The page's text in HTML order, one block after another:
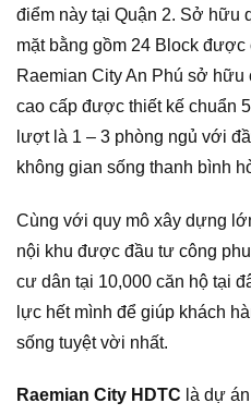
điểm này tại Quận 2. Sở hữu
mặt bằng gồm 24 Block được
Raemian City An Phú sở
cao cấp được thiết kế chuẩn
lượt là 1 – 3 phòng ngủ với
không gian sống thanh bình
Cùng với quy mô xây dựng
nội khu được đầu tư công
cư dân tại 10,000 căn hộ tại
lực hết mình để giúp khách
sống tuyệt vời nhất.
Raemian City HDTC là dự